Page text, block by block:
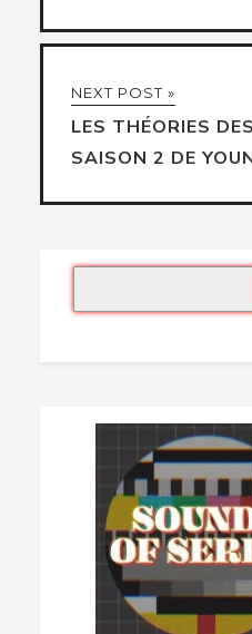
NEXT POST »
LES THÉORIES
SAISON 2 DE